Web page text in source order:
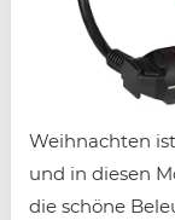
Weihnachten
und in diesen
die schöne